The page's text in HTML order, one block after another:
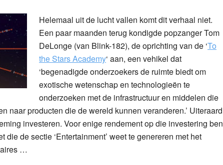
Helemaal uit de lucht vallen komt dit verhaal niet.
Een paar maanden terug kondigde popzanger Tom
DeLonge (van Blink-182), de oprichting van de ‘To
the Stars Academy‘ aan, een vehikel dat
‘begenadigde onderzoekers de ruimte biedt om
exotische wetenschap en technologieën te
onderzoeken met de infrastructuur en middelen die
naar producten die de wereld kunnen veranderen.’ Uiteraard
investeren. Voor enige rendement op die investering ben
die de sectie ‘Entertainment’ weet te genereren met het
…